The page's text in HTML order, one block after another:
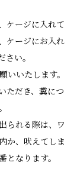
ケージに入れて
ケージにお入れ
い。
いいたします。
ただき、糞につ
られる際は、ワ
か、吠えてしま
なります。